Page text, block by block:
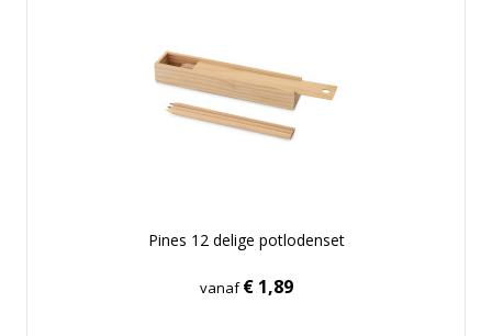
Pines 12 delige potlodenset
vanaf€ 1,89